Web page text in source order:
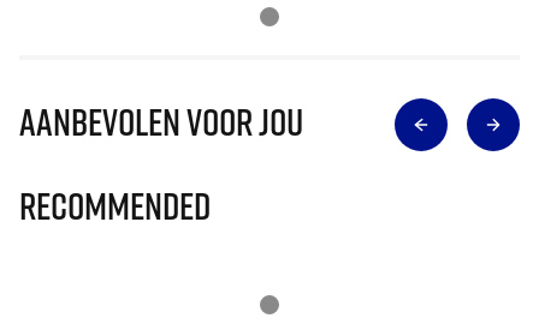
Aanbevolen voor jou
Recommended